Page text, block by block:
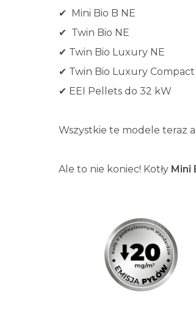
✔ Mini Bio B NE
✔ Twin Bio NE
✔ Twin Bio Luxury NE
✔ Twin Bio Luxury Compact
✔ EEI Pellets do 32 kW
Wszystkie te modele teraz
Ale to nie koniec! Kotły Mini